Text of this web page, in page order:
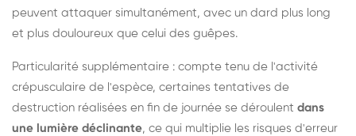
peuvent attaquer simultanément, avec un dard plus long
et plus douloureux que celui des guêpes.
Particularité supplémentaire : compte tenu de l'activité
crépusculaire de l'espèce, certaines tentatives de
destruction réalisées en fin de journée se déroulent dans
une lumière déclinante, ce qui multiplie les risques d'erreur